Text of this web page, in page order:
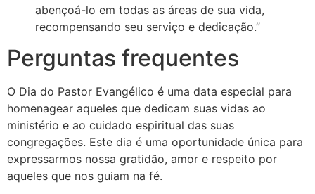
abençoá-lo em todas as áreas de sua vida,
recompensando seu serviço e dedicação.”
Perguntas frequentes
O Dia do Pastor Evangélico é uma data especial para
homenagear aqueles que dedicam suas vidas ao
ministério e ao cuidado espiritual das suas
congregações. Este dia é uma oportunidade única para
expressarmos nossa gratidão, amor e respeito por
aqueles que nos guiam na fé.